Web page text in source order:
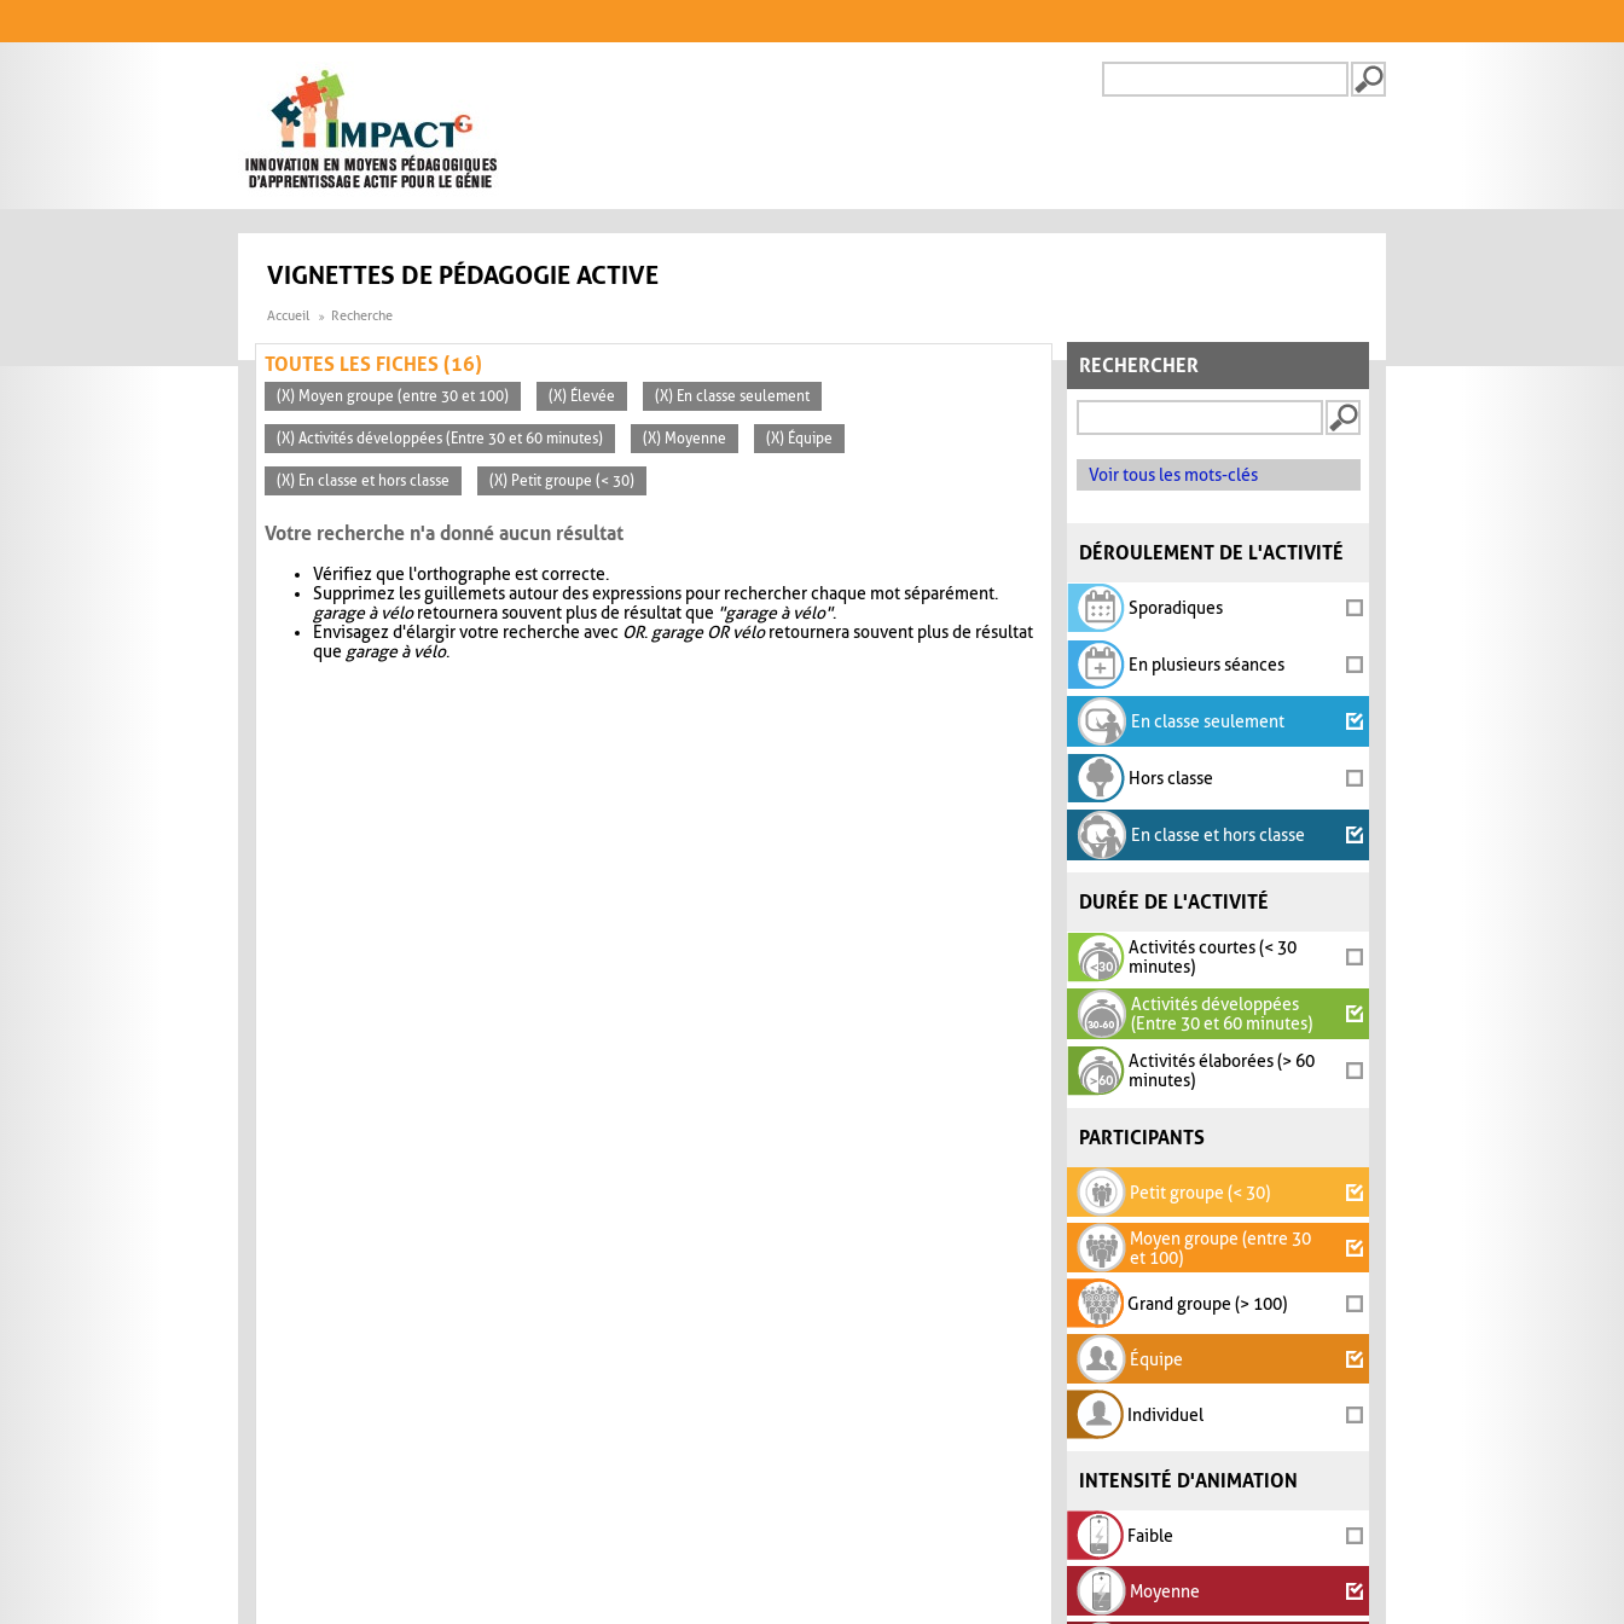
FORMULAIRE DE
VIGNETTES DE PÉDAGOGIE ACTIVE
Accueil Recherche
RECHERCHER
Voir tous les mots-clés
DÉROULEMENT DE L'ACTIVITÉ
Sporadiques
En plusieurs séances
En classe seulement
Hors classe
En classe et hors classe
DURÉE DE L'ACTIVITÉ
Activités courtes (< 30
minutes)
Activités développées
(Entre 30 et 60 minutes)
Activités élaborées (> 60
minutes)
PARTICIPANTS
Petit groupe (< 30)
Moyen groupe (entre 30
et 100)
Grand groupe (> 100)
Équipe
Individuel
INTENSITÉ D'ANIMATION
Faible
Moyenne
TOUTES LES FICHES (16)
(X) Moyen groupe (entre 30 et 100) (X) Élevée (X) En classe seulement
(X) Activités développées (Entre 30 et 60 minutes) (X) Moyenne (X) Équipe
(X) En classe et hors classe (X) Petit groupe (< 30)
Votre recherche n'a donné aucun résultat
Vérifiez que l'orthographe est correcte.
Supprimez les guillemets autour des expressions pour rechercher chaque mot séparément.
garage à véloretournera souvent plus de résultat que "garage à vélo".
Envisagez d'élargir votre recherche avec OR. garage OR véloretournera souvent plus de résultat
que garage à vélo.